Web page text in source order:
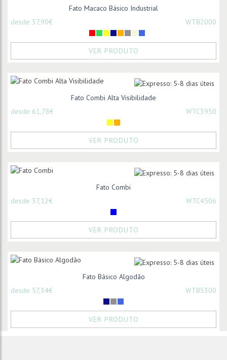
Fato Macaco Básico Industrial
desde 37,90€
WTB2000
VER PRODUTO
Fato Combi Alta Visibilidade
desde 61,78€
WTC3950
VER PRODUTO
Fato Combi
desde 37,12€
WTC4506
VER PRODUTO
Fato Básico Algodão
desde 57,34€
WTB5300
VER PRODUTO